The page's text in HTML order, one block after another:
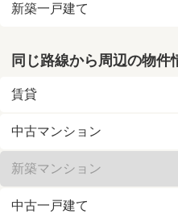
新築一戸建て
同じ路線から周辺の物件
賃貸
中古マンション
新築マンション
中古一戸建て